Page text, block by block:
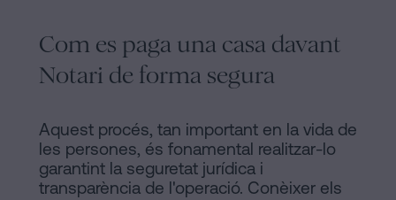
Com es paga una casa davant
Notari de forma segura
Aquest procés, tan important en la vida de
les persones, és fonamental realitzar-lo
garantint la seguretat jurídica i
transparència de l'operació. Conèixer els